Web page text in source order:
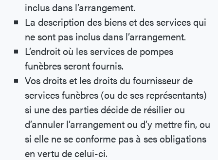
inclus dans l’arrangement.
La description des biens et des services qui
ne sont pas inclus dans l’arrangement.
L’endroit où les services de pompes
funèbres seront fournis.
Vos droits et les droits du fournisseur de
services funèbres (ou de ses représentants)
si une des parties décide de résilier ou
d’annuler l’arrangement ou d’y mettre fin, ou
si elle ne se conforme pas à ses obligations
en vertu de celui-ci.